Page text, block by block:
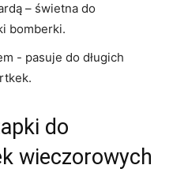
– świetna​ do
bomberki.
‍- pasuje ⁢do ‌długich
do
wieczorowych